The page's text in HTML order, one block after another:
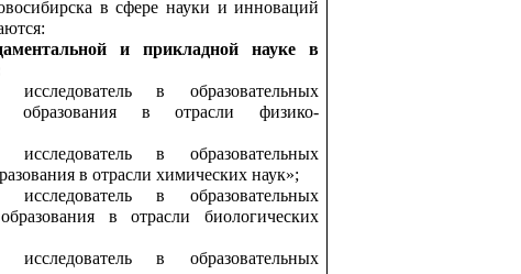
в сфере науки и инноваций
и прикладной наукев
в образовательных
образования в отрасли физико-
в образовательных
в отрасли химических наук»;
в образовательных
в отрасли биологических
в образовательных